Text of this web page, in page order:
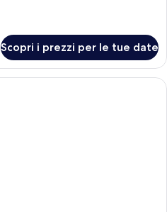
Scopri i prezzi per le tue date
Una camera d'albergo con un letto